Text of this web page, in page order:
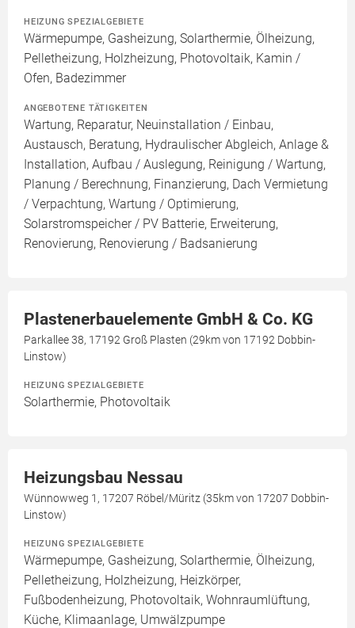
HEIZUNG SPEZIALGEBIETE
Wärmepumpe, Gasheizung, Solarthermie, Ölheizung,
Pelletheizung, Holzheizung, Photovoltaik, Kamin /
Ofen, Badezimmer
ANGEBOTENE TÄTIGKEITEN
Wartung, Reparatur, Neuinstallation / Einbau,
Austausch, Beratung, Hydraulischer Abgleich, Anlage &
Installation, Aufbau / Auslegung, Reinigung / Wartung,
Planung / Berechnung, Finanzierung, Dach Vermietung
/ Verpachtung, Wartung / Optimierung,
Solarstromspeicher / PV Batterie, Erweiterung,
Renovierung, Renovierung / Badsanierung
Plastenerbauelemente GmbH & Co. KG
Parkallee 38, 17192 Groß Plasten (29km von 17192 Dobbin-
Linstow)
HEIZUNG SPEZIALGEBIETE
Solarthermie, Photovoltaik
Heizungsbau Nessau
Wünnowweg 1, 17207 Röbel/Müritz (35km von 17207 Dobbin-
Linstow)
HEIZUNG SPEZIALGEBIETE
Wärmepumpe, Gasheizung, Solarthermie, Ölheizung,
Pelletheizung, Holzheizung, Heizkörper,
Fußbodenheizung, Photovoltaik, Wohnraumlüftung,
Küche, Klimaanlage, Umwälzpumpe